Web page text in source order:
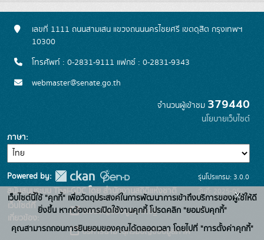
เลขที่ 1111 ถนนสามเสน แขวงถนนนครไชยศรี เขตดุสิต กรุงเทพฯ
10300
โทรศัพท์ : 0-2831-9111 แฟกซ์ : 0-2831-9343
webmaster@senate.go.th
จำนวนผู้เข้าชม 379440
นโยบายเว็บไซต์
ภาษา
Powered by:
สนับสนุนระบบ Thai-GDC โดย สำนักงานสถิติแห่งชาติ
เว็บไซต์ที่
เกี่ยวข้อง:
ระบบบัญชีข้อมูลภาครัฐ
บริการนามานุกรมบัญชีข้อมูลภาค
รุ่นโปรแกรม: 3.0.0
วันที่: 2025-05-
30
เว็บไซต์นี้ใช้ "คุกกี้" เพื่อวัตถุประสงค์ในการพัฒนาการเข้าถึงบริการของผู้ใช้ให้ดี
ยิ่งขึ้น หากต้องการเปิดใช้งานคุกกี้ โปรดคลิก "ยอมรับคุกกี้"
คุณสามารถถอนการยินยอมของคุณได้ตลอดเวลา โดยไปที่ "การตั้งค่าคุกกี้"
x